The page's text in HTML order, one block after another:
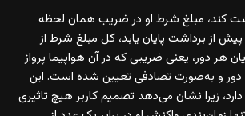
کند، مبلغ شرط او در ضریب همان لحظه
از برداشت پایان یابد، کل مبلغ شرط از
هر دور، یعنی ضریبی که در آن هواپیما پرواز
و به‌صورت تصادفی تعیین شده است. این
زیرا نشان می‌دهد تصمیم کاربر هیچ تاثیری